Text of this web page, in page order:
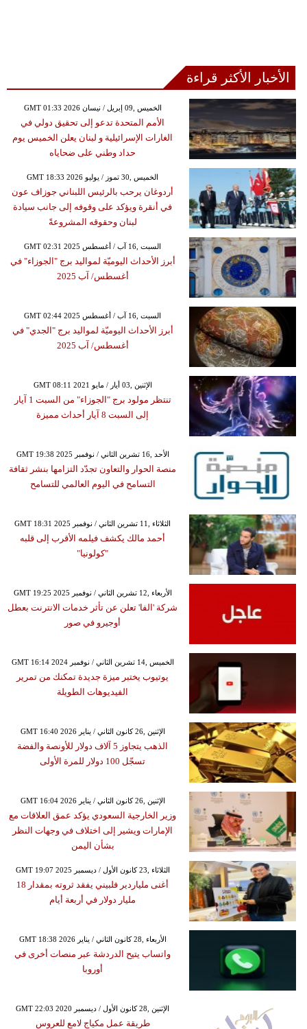
الأخبار الأكثر قراءة
GMT 01:33 2026 الخميس ,09 إبريل / نيسان
الأمم المتحدة تدعو إلى تحقيق دولي في
الغارات الإسرائيلية و لبنان يعلن الخميس يوم
حداد وطني على ضحاياه
GMT 18:33 2026 الخميس ,30 تموز / يوليو
أردوغان يرحب بالرئيس اللبناني جوزاف عون
في أنقرة ويؤكد على وقوفه إلى جانب سيادة
لبنان وحقوقه المشروعةً
GMT 02:31 2025 السبت ,16 آب / أغسطس
أبرز الأحداث اليوميّة لمواليد برج "الجوزاء" في
أغسطس/ آب 2025
GMT 02:44 2025 السبت ,16 آب / أغسطس
أبرز الأحداث اليوميّة لمواليد برج "الجدي" في
أغسطس/ آب 2025
GMT 08:11 2021 الإثنين ,03 أيار / مايو
تنتظر مولود برج "الجوزاء" من السبت 1 آيار
إلى السبت 8 آيار أحداث مميزة
GMT 19:38 2025 الأحد ,16 تشرين الثاني / نوفمبر
منصة الحوار والتعاون تجدّد التزامها بنشر ثقافة
التسامح في اليوم العالمي للتسامح
GMT 18:31 2025 الثلاثاء ,11 تشرين الثاني / نوفمبر
أحمد مالك يكشف فيلمه الأقرب إلى قلبه
"كولونيا"
GMT 19:25 2025 الأربعاء ,12 تشرين الثاني / نوفمبر
شركة 'الفا' تعلن عن تأثر خدمات الانترنت بعطل
أوجيرو في صور
GMT 16:14 2024 الخميس ,14 تشرين الثاني / نوفمبر
يوتيوب يختبر ميزة جديدة تمكنك من تمرير
الفيديوهات الطويلة
GMT 16:40 2026 الإثنين ,26 كانون الثاني / يناير
الذهب يتجاوز 5 آلاف دولار للأونصة والفضة
تسجّل 100 دولار للمرة الأولى
GMT 16:04 2026 الإثنين ,26 كانون الثاني / يناير
وزير الخارجية السعودي يؤكد عمق العلاقات مع
الإمارات ويشير إلى اختلاف في وجهات النظر
بشأن اليمن
GMT 19:07 2025 الثلاثاء ,23 كانون الأول / ديسمبر
أغنى ملياردير فلبيني يفقد ثروته بمقدار 18
مليار دولار في أربعة أيام
GMT 18:38 2026 الأربعاء ,28 كانون الثاني / يناير
واتساب يتيح الدردشة عبر منصات أخرى في
أوروبا
GMT 22:03 2020 الإثنين ,28 كانون الأول / ديسمبر
طريقة عمل مكياج لامع للعروس